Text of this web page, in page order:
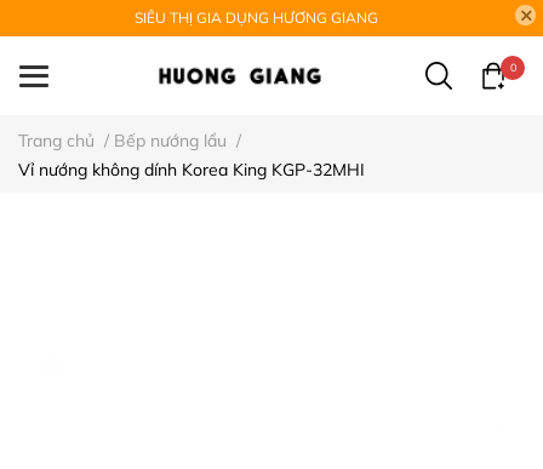
SIÊU THỊ GIA DỤNG HƯƠNG GIANG
0
Trang chủ / Bếp nướng lẩu /
Vỉ nướng không dính Korea King KGP-32MHI